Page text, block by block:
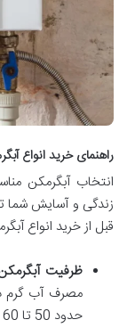
راهنمای خرید انواع
انتخاب آبگرمکن
زندگی و آسایش شما
قبل از خرید انواع
ظرفیت
مصرف آب گرم
حدود 50 تا 60 لیتر آب گرم در روز در نظر گرفته می ‌شود.